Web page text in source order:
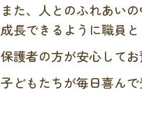
また、人とのふれあい
成長できるように職員
保護者の方が安心して
子どもたちが毎日喜ん